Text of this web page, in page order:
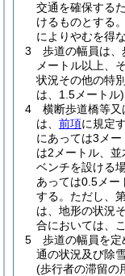
交通を確保する
けるものとする。
によりやむを得
3
歩道の幅員は
メートル以上、
状況その他の特
は、1.5メートル)
4
横断歩道橋等
は、 前項に規定
にあっては3メ
は2メートル、並
ベンチを設ける
あっては0.5メー
する。 ただし、
は、地形の状況
合においては、
5
歩道の幅員を
通の状況及び除
(歩行者の滞留の